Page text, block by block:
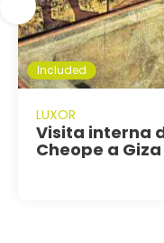
Included
LUXOR
Visita interna
Cheope a